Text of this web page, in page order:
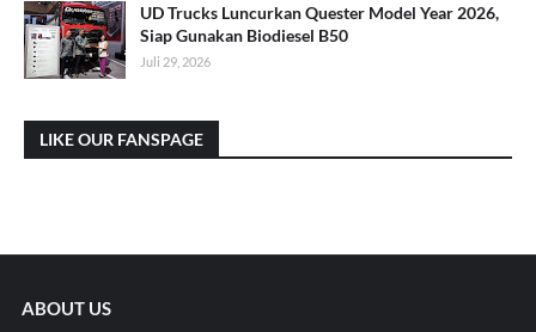
UD Trucks Luncurkan Quester Model Year 2026,
Siap Gunakan Biodiesel B50
Juli 29, 2026
LIKE OUR FANSPAGE
ABOUT US